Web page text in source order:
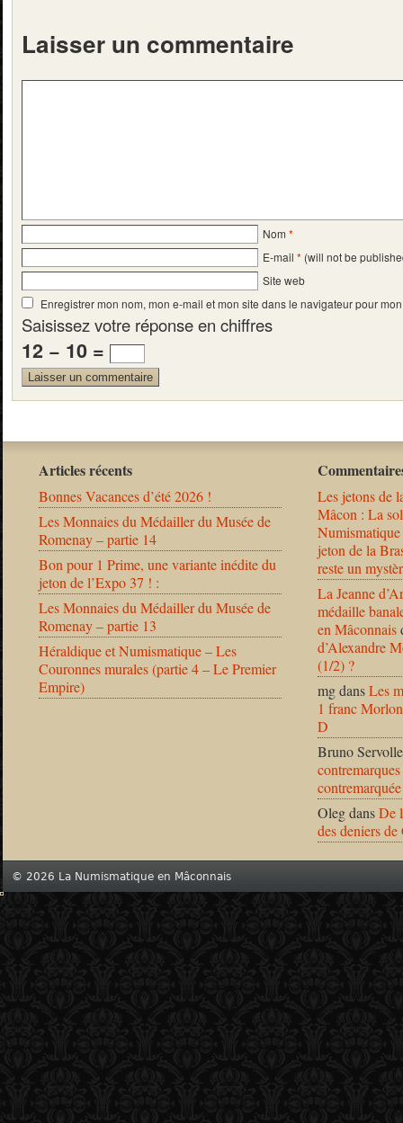
Laisser un commentaire
Nom *
E-mail * (will not be
Site web
Enregistrer mon nom, mon e-mail et mon site dans le navigateur pour
Saisissez votre réponse en chiffres
12 − 10 =
Articles récents
Bonnes Vacances d’été 2026 !
Les Monnaies du Médailler du Musée de
Romenay – partie 14
Bon pour 1 Prime, une variante inédite du
jeton de l’Expo 37 ! :
Les Monnaies du Médailler du Musée de
Romenay – partie 13
Héraldique et Numismatique – Les
Couronnes murales (partie 4 – Le Premier
Empire)
Les jetons de
Mâcon : La
jeton de la
reste un
La Jeanne
médaille
en Mâconnais
d’Alexandre
(1/2) ?
mgdansLes
1 franc
D
Bruno Servolle
OlegdansDe
des deniers
© 2026 La Numismatique en Mâconnais